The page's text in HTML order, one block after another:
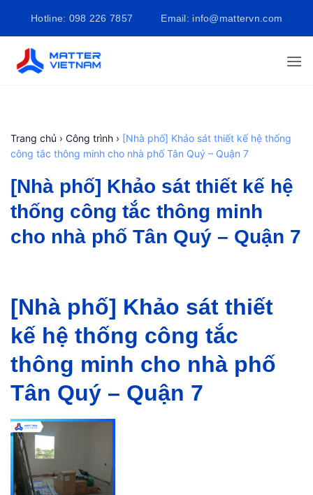
dung
Email: info@mattervn.com
Hotline: 098 226 7857
Trang chủ › Công trình › [Nhà phố] Khảo sát thiết kế hệ thống
công tắc thông minh cho nhà phố Tân Quý – Quận 7
[Nhà phố] Khảo sát thiết kế hệ
thống công tắc thông minh
cho nhà phố Tân Quý – Quận 7
[Nhà phố] Khảo sát thiết
kế hệ thống công tắc
thông minh cho nhà phố
Tân Quý – Quận 7